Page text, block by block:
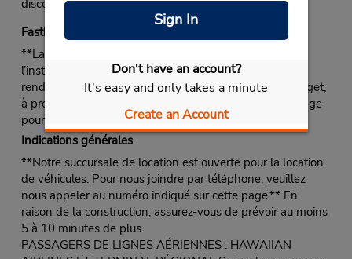
Sign In
Don't have an account?
It's easy and only takes a minute
Create an Account
discover the magic of Hawaii at your own pace.
Fastbreak Service
**La cabine Fastbreak est située au 4e étage de
l’installation CONRAC. Une fois arrivé à l’installation,
rendez-vous au deuxième étage après le comptoir Budget,
à proximité des ascenseurs, puis rendez-vous au 4e étage
pour le service.
Indications générales
**Notre succursale de location est ouverte pour la location
de véhicules. Pour nous joindre par téléphone, veuillez
nous appeler au numéro indiqué sur cette page.** En
raison de la construction, assurez-vous de prévoir au moins
5 à 10 minutes de plus.
PASSAGERS DE LIGNES AÉRIENNES : HAWAIIAN